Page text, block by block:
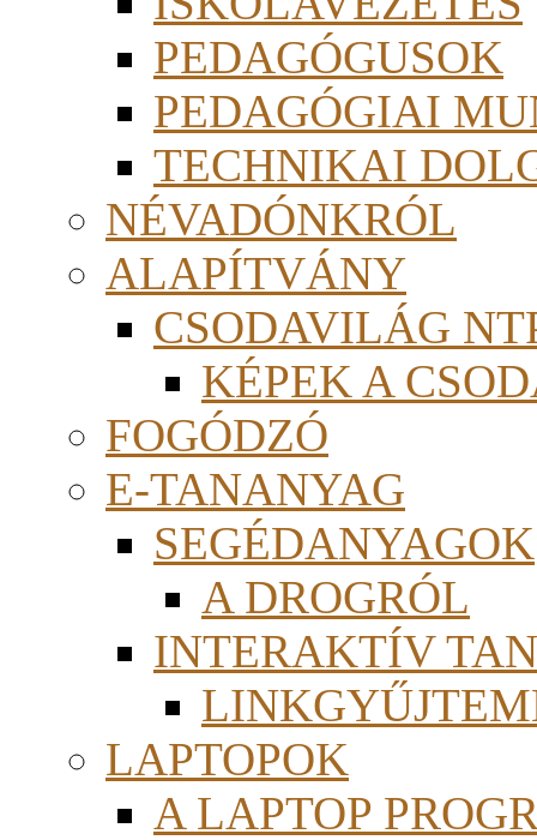
PEDAGÓGUSOK
PEDAGÓGIAI
TECHNIKAI
NÉVADÓNKRÓL
ALAPÍTVÁNY
CSODAVILÁG
KÉPEK A
FOGÓDZÓ
E-TANANYAG
SEGÉDANYAGOK
A DROGRÓL
INTERAKTÍV
LAPTOPOK
A LAPTOP